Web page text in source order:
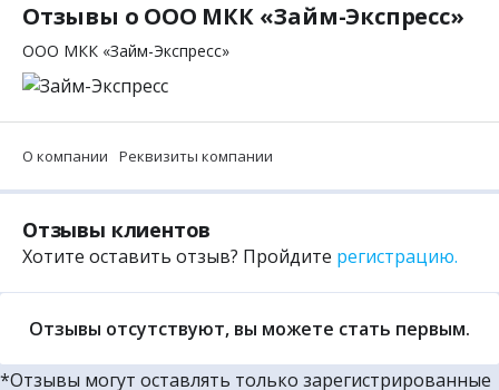
Отзывы о ООО МКК «Займ-Экспресс»
ООО МКК «Займ-Экспресс»
О компании Реквизиты компании
Отзывы клиентов
Хотите оставить отзыв? Пройдите регистрацию.
Отзывы отсутствуют, вы можете стать первым.
*Отзывы могут оставлять только зарегистрированные